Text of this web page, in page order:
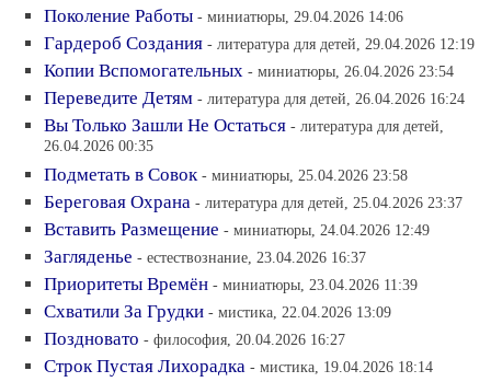
Поколение Работы - миниатюры, 29.04.2026 14:06
Гардероб Создания - литература для детей, 29.04.2026 12:19
Копии Вспомогательных - миниатюры, 26.04.2026 23:54
Переведите Детям - литература для детей, 26.04.2026 16:24
Вы Только Зашли Не Остаться - литература для детей,
26.04.2026 00:35
Подметать в Совок - миниатюры, 25.04.2026 23:58
Береговая Охрана - литература для детей, 25.04.2026 23:37
Вставить Размещение - миниатюры, 24.04.2026 12:49
Загляденье - естествознание, 23.04.2026 16:37
Приоритеты Времён - миниатюры, 23.04.2026 11:39
Схватили За Грудки - мистика, 22.04.2026 13:09
Поздновато - философия, 20.04.2026 16:27
Строк Пустая Лихорадка - мистика, 19.04.2026 18:14